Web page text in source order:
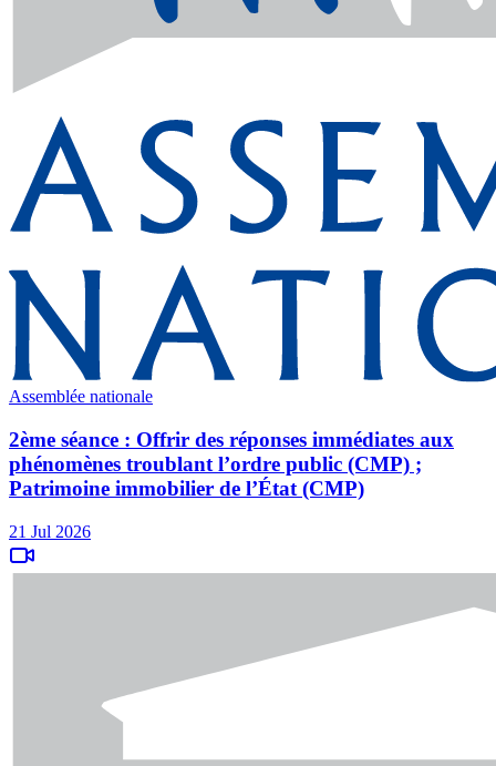
Assemblée nationale
2ème séance : Offrir des réponses immédiates aux
phénomènes troublant l’ordre public (CMP) ;
Patrimoine immobilier de l’État (CMP)
21 Jul 2026